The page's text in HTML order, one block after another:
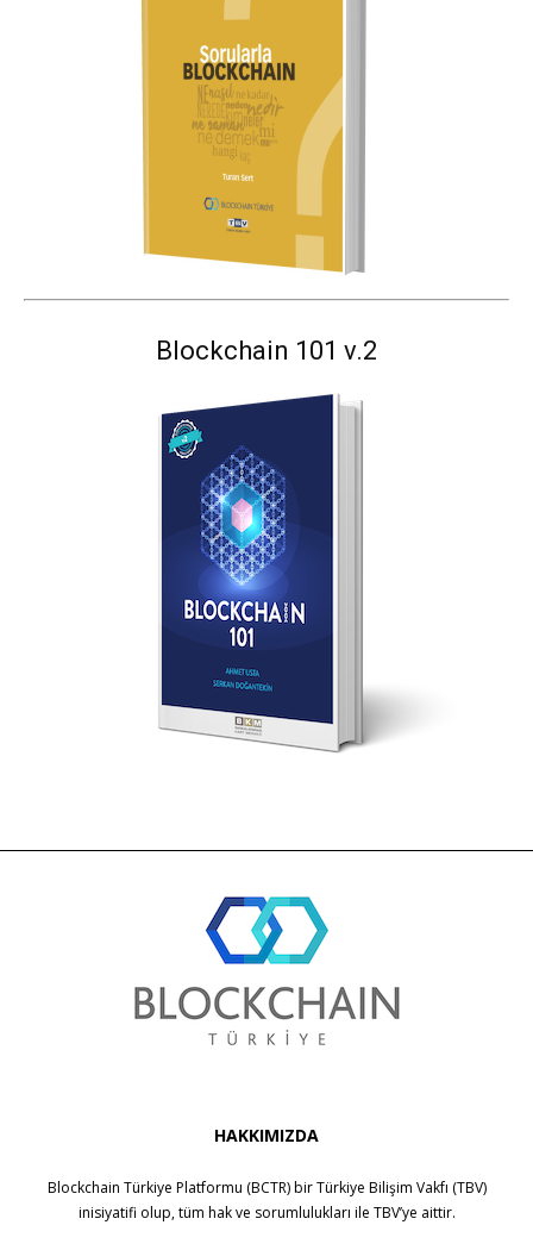
Blockchain 101 v.2
HAKKIMIZDA
Blockchain Türkiye Platformu (BCTR) birTürkiye Bilişim Vakfı (TBV)
inisiyatifi olup, tüm hak ve sorumlulukları ile TBV’ye aittir.